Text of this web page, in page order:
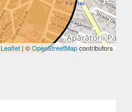
Leaflet | ©OpenStreetMapcontributors